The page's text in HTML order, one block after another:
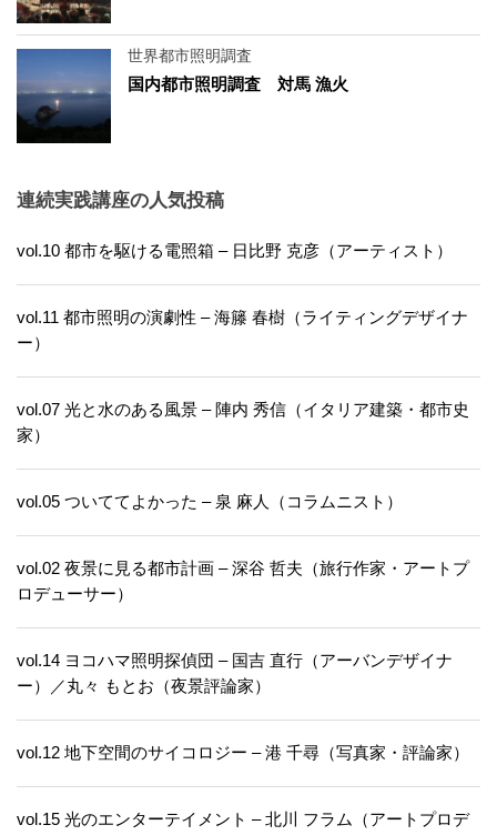
世界都市照明調査
国内都市照明調査 対馬 漁火
連続実践講座の人気投稿
vol.10 都市を駆ける電照箱 – 日比野 克彦（アーティスト）
vol.11 都市照明の演劇性 – 海籐 春樹（ライティングデザイナ
ー）
vol.07 光と水のある風景 – 陣内 秀信（イタリア建築・都市史
家）
vol.05 ついててよかった – 泉 麻人（コラムニスト）
vol.02 夜景に見る都市計画 – 深谷 哲夫（旅行作家・アートプ
ロデューサー）
vol.14 ヨコハマ照明探偵団 – 国吉 直行（アーバンデザイナ
ー）／丸々 もとお（夜景評論家）
vol.12 地下空間のサイコロジー – 港 千尋（写真家・評論家）
vol.15 光のエンターテイメント – 北川 フラム（アートプロデ